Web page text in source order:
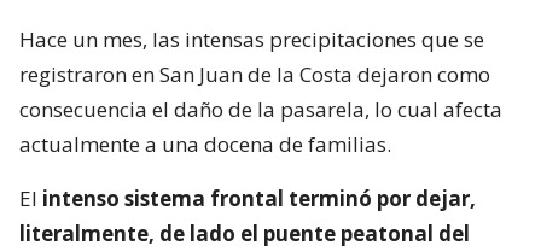
Hace un mes, las intensas precipitaciones que se
registraron en San Juan de la Costa dejaron como
consecuencia el daño de la pasarela, lo cual afecta
actualmente a una docena de familias.
El intenso sistema frontal terminó por dejar,
literalmente, de lado el puente peatonal del